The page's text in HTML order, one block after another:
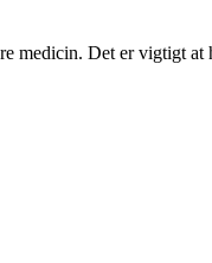
Det er vigtigt at